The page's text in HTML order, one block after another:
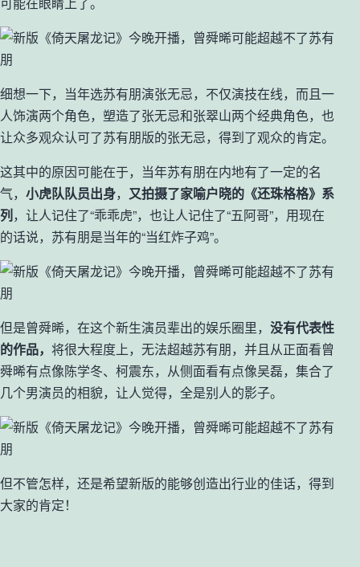
细想一下，当年选苏有朋演张无忌，不仅演技在线，而且一
人饰演两个角色，塑造了张无忌和张翠山两个经典角色，也
让众多观众认可了苏有朋版的张无忌，得到了观众的肯定。
这其中的原因可能在于，当年苏有朋在内地有了一定的名
气， 小虎队队员出身， 又拍摄了家喻户晓的《还珠格格》系
列，让人记住了“乖乖虎”，也让人记住了“五阿哥”，用现在
的话说，苏有朋是当年的“当红炸子鸡”。
但是曾舜晞，在这个新生演员辈出的娱乐圈里， 没有代表性
的作品， 将很大程度上，无法超越苏有朋，并且从正面看曾
舜晞有点像陈学冬、柯震东，从侧面看有点像吴磊，集合了
几个男演员的相貌，让人觉得，全是别人的影子。
但不管怎样，还是希望新版的能够创造出行业的佳话，得到
大家的肯定！